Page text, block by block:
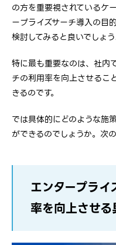
の方を重要視されているケ
ープライズサーチ導入の目
検討してみると良いでしょう
特に最も重要なのは、社内
チの利用率を向上させるこ
きるのです。
では具体的にどのような施
ができるのでしょうか。次
エンタープラ
率を向上させ